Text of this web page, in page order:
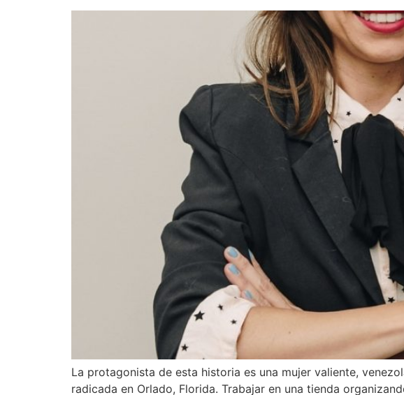
La protagonista de esta historia es una mujer valiente,
radicada en Orlado, Florida. Trabajar en una tienda